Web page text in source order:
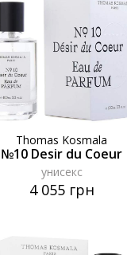
Thomas Kosmala
№10 Desir du Coeur
унисекс
4 055 грн